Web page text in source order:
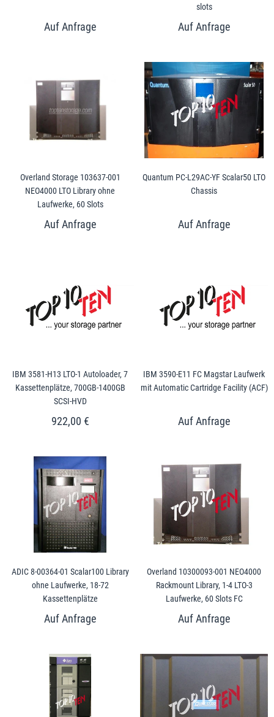
slots
Overland Storage 103637-001
NEO4000 LTO Library ohne
Laufwerke, 60 Slots
Quantum PC-L29AC-YF Scalar50 LTO
Chassis
IBM 3581-H13 LTO-1 Autoloader, 7
Kassettenplätze, 700GB-1400GB
SCSI-HVD
922,00 €
IBM 3590-E11 FC Magstar Laufwerk
mit Automatic Cartridge Facility (ACF)
ADIC 8-00364-01 Scalar100 Library
ohne Laufwerke, 18-72
Kassettenplätze
Overland 10300093-001 NEO4000
Rackmount Library, 1-4 LTO-3
Laufwerke, 60 Slots FC